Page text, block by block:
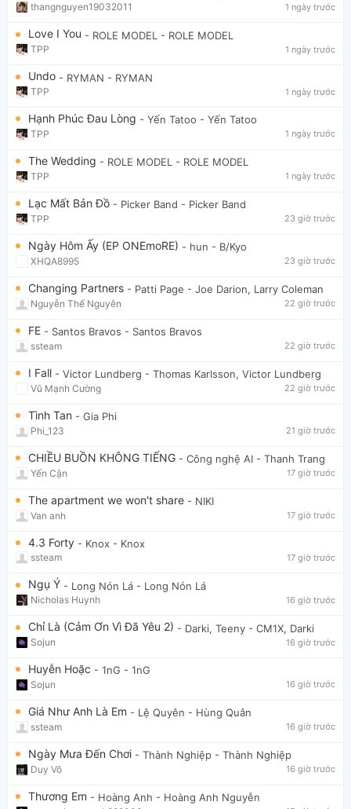
thangnguyen19032011 1 ngày trước
Love I You - ROLE MODEL - ROLE MODEL
TPP 1 ngày trước
Undo - RYMAN - RYMAN
TPP 1 ngày trước
Hạnh Phúc Đau Lòng - Yến Tatoo - Yến Tatoo
TPP 1 ngày trước
The Wedding - ROLE MODEL - ROLE MODEL
TPP 1 ngày trước
Lạc Mất Bản Đồ - Picker Band - Picker Band
TPP 23 giờ trước
Ngày Hôm Ấy (EP ONEmoRE) - hun - B/Kyo
XHQA8995 23 giờ trước
Changing Partners - Patti Page - Joe Darion, Larry Coleman
Nguyễn Thế Nguyên 22 giờ trước
FE - Santos Bravos - Santos Bravos
ssteam 22 giờ trước
I Fall - Victor Lundberg - Thomas Karlsson, Victor Lundberg
Vũ Mạnh Cường 22 giờ trước
Tình Tan - Gia Phi
Phi_123 21 giờ trước
CHIỀU BUỒN KHÔNG TIẾNG - Công nghệ AI - Thanh Trang
Yến Cận 17 giờ trước
The apartment we won't share - NIKI
Van anh 17 giờ trước
4.3 Forty - Knox - Knox
ssteam 17 giờ trước
Ngụ Ý - Long Nón Lá - Long Nón Lá
Nicholas Huynh 16 giờ trước
Chỉ Là (Cảm Ơn Vì Đã Yêu 2) - Darki, Teeny - CM1X, Darki
Sojun 16 giờ trước
Huyễn Hoặc - 1nG - 1nG
Sojun 16 giờ trước
Giá Như Anh Là Em - Lệ Quyên - Hùng Quân
ssteam 16 giờ trước
Ngày Mưa Đến Chơi - Thành Nghiệp - Thành Nghiệp
Duy Võ 16 giờ trước
Thương Em - Hoàng Anh - Hoàng Anh Nguyễn